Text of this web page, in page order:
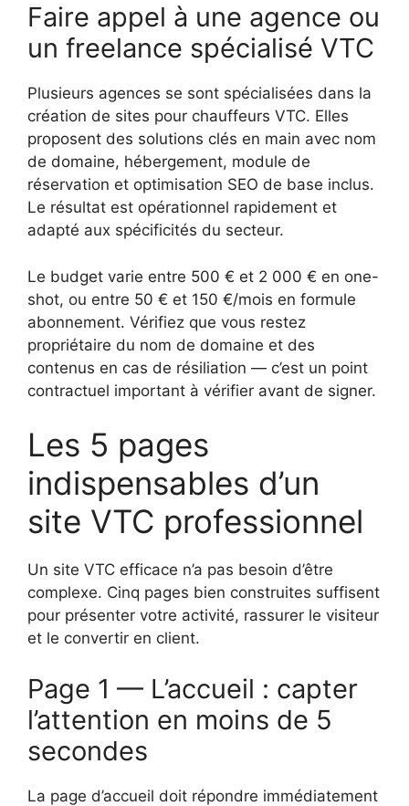
Faire appel à une agence ou
un freelance spécialisé VTC
Plusieurs agences se sont spécialisées dans la
création de sites pour chauffeurs VTC. Elles
proposent des solutions clés en main avec nom
de domaine, hébergement, module de
réservation et optimisation SEO de base inclus.
Le résultat est opérationnel rapidement et
adapté aux spécificités du secteur.
Le budget varie entre 500 € et 2 000 € en one-
shot, ou entre 50 € et 150 €/mois en formule
abonnement. Vérifiez que vous restez
propriétaire du nom de domaine et des
contenus en cas de résiliation — c’est un point
contractuel important à vérifier avant de signer.
Les 5 pages
indispensables d’un
site VTC professionnel
Un site VTC efficace n’a pas besoin d’être
complexe. Cinq pages bien construites suffisent
pour présenter votre activité, rassurer le visiteur
et le convertir en client.
Page 1 — L’accueil : capter
l’attention en moins de 5
secondes
La page d’accueil doit répondre immédiatement